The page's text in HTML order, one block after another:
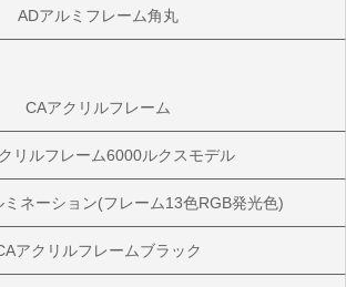
ADアルミフレーム角丸
CAアクリルフレーム
リルフレーム6000ルクスモデル
ミネーション(フレーム13色RGB発光色)
アクリルフレームブラック